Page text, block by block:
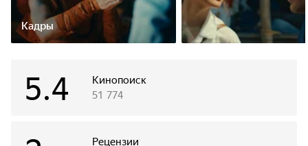
Кадры
Кинопоиск
5.4 51 774
Рецензии